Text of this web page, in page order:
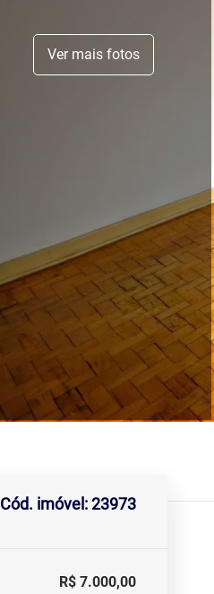
Ver mais fotos
Cód. imóvel: 23973
R$ 7.000,00